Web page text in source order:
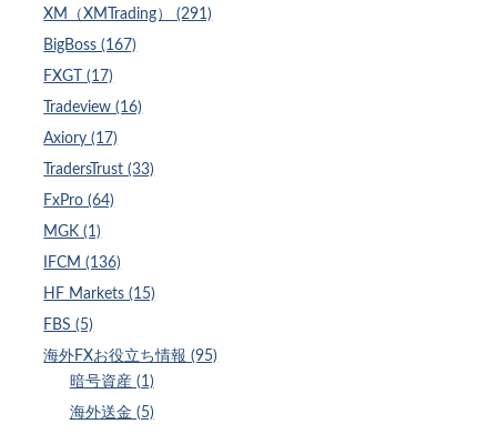
XM（XMTrading） (291)
BigBoss (167)
FXGT (17)
Tradeview (16)
Axiory (17)
TradersTrust (33)
FxPro (64)
MGK (1)
IFCM (136)
HF Markets (15)
FBS (5)
海外FXお役立ち情報 (95)
暗号資産 (1)
海外送金 (5)